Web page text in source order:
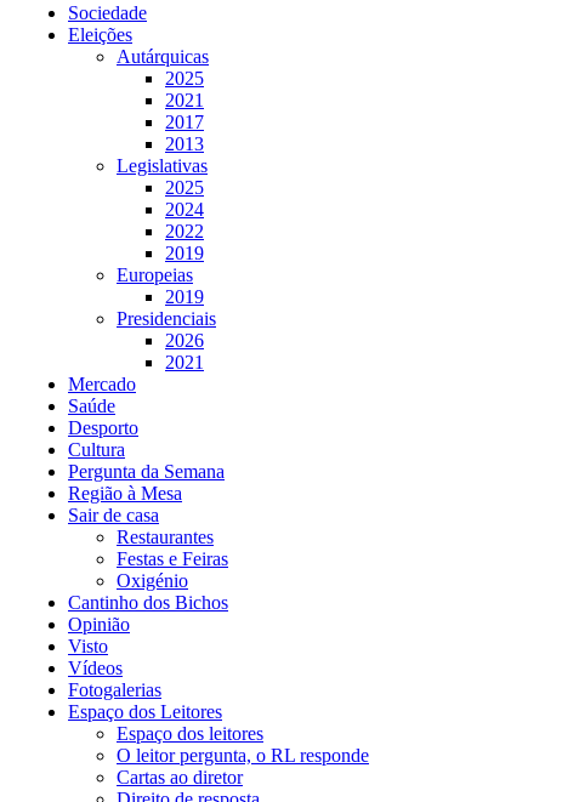
Sociedade
Eleições
Autárquicas
2025
2021
2017
2013
Legislativas
2025
2024
2022
2019
Europeias
2019
Presidenciais
2026
2021
Mercado
Saúde
Desporto
Cultura
Pergunta da Semana
Região à Mesa
Sair de casa
Restaurantes
Festas e Feiras
Oxigénio
Cantinho dos Bichos
Opinião
Visto
Vídeos
Fotogalerias
Espaço dos Leitores
Espaço dos leitores
O leitor pergunta, o RL responde
Cartas ao diretor